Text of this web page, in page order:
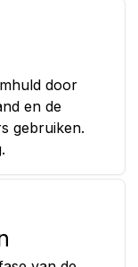
door
en de
gebruiken.